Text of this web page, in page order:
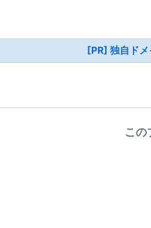
[PR] 独自ド
この